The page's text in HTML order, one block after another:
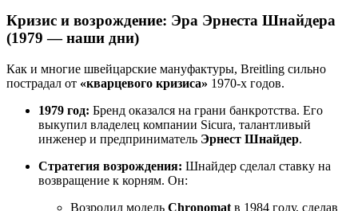
Кризис и возрождение: Эра Эрнеста Шнайдера
(1979 — наши дни)
Как и многие швейцарские мануфактуры, Breitling сильно
пострадал от «кварцевого кризиса» 1970-х годов.
1979 год: Бренд оказался на грани банкротства. Его
выкупил владелец компании Sicura, талантливый
инженер и предприниматель Эрнест Шнайдер.
Стратегия возрождения: Шнайдер сделал ставку на
возвращение к корням. Он:
Возродил модель Chronomat в 1984 году, сделав